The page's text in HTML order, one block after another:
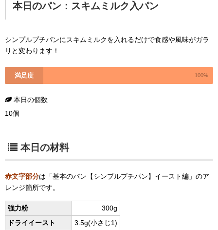
本日のパン：スキムミルク入パン
シンプルプチパンにスキムミルクを入れるだけで食感や風味がガラ
リと変わります！
満足度 100%
本日の個数
10個
本日の材料
赤文字部分は「基本のパン【シンプルプチパン】イースト編」のア
レンジ箇所です。
強力粉
300g
ドライイースト
3.5g(小さじ1)